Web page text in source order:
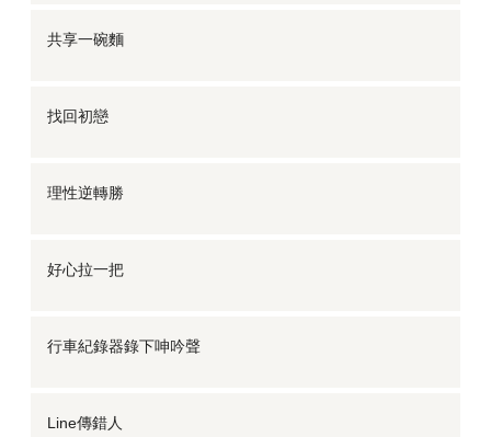
共享一碗麵
找回初戀
理性逆轉勝
好心拉一把
行車紀錄器錄下呻吟聲
Line傳錯人